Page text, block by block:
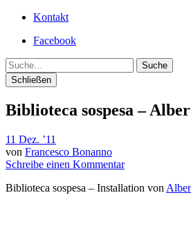
Kontakt
Facebook
Suche
Schließen
Biblioteca sospesa –
11 Dez. ’11
von Francesco Bonanno
Schreibe einen Kommentar
Biblioteca sospesa – Installation von